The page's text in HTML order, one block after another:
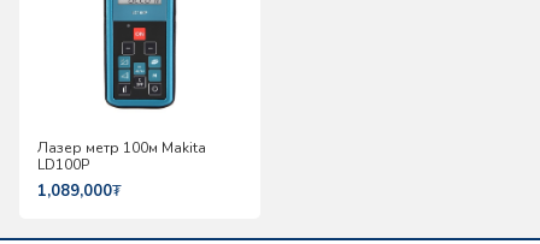
Лазер метр 100м Makita
LD100P
1,089,000₮